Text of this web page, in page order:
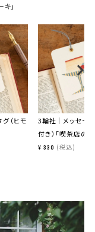
」
（ヒモ
3輪社｜メッセー
付き）「喫茶店のプ
¥ 330 税込